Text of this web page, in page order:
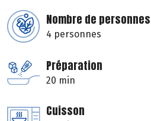
Nombre de personnes
4 personnes
Préparation
20 min
Cuisson